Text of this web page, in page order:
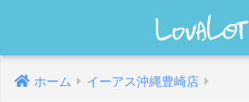
ホーム イーアス沖縄豊崎店